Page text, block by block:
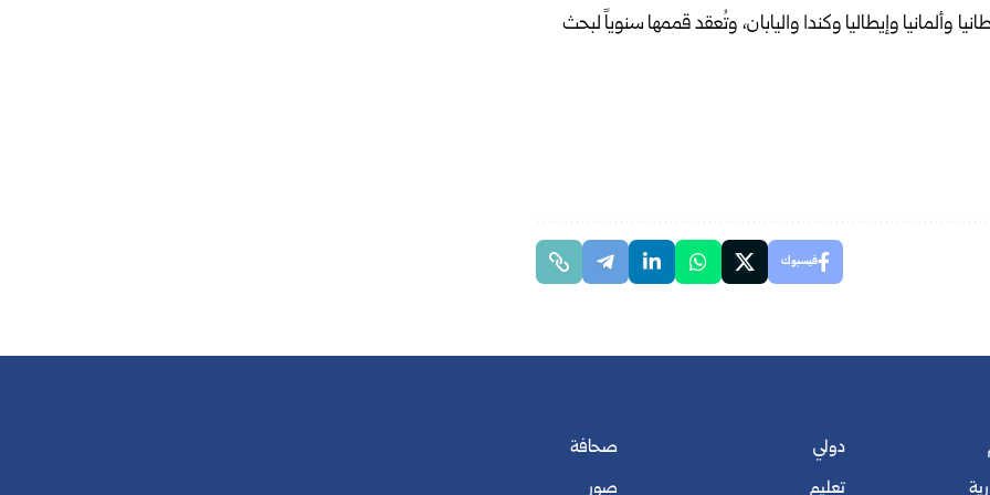
وألمانيا وإيطاليا ‏وكندا واليابان، وتُعقد قممها سنوياً ‏لبحث
فيسبوك
دولي
تعليم
صحافة
صور